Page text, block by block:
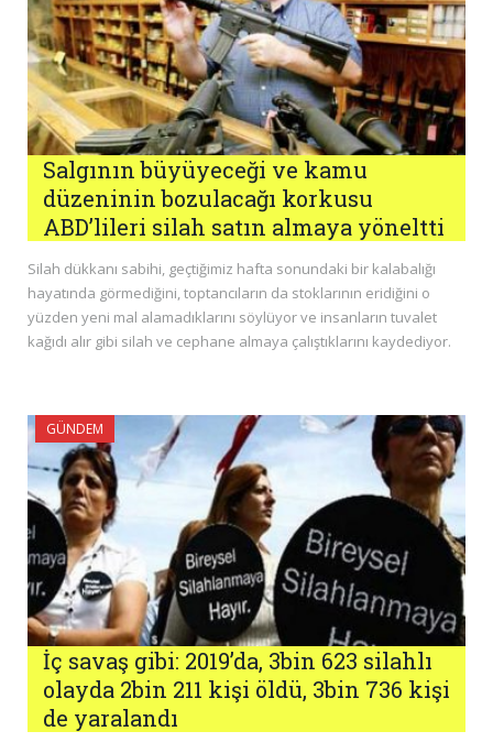
Salgının büyüyeceği ve kamu
düzeninin bozulacağı korkusu
ABD’lileri silah satın almaya yöneltti
Silah dükkanı sabihi, geçtiğimiz hafta sonundaki bir kalabalığı
hayatında görmediğini, toptancıların da stoklarının eridiğini o
yüzden yeni mal alamadıklarını söylüyor ve insanların tuvalet
kağıdı alır gibi silah ve cephane almaya çalıştıklarını kaydediyor.
GÜNDEM
İç savaş gibi: 2019’da, 3bin 623 silahlı
olayda 2bin 211 kişi öldü, 3bin 736 kişi
de yaralandı